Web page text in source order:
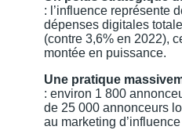
: l’influence représente
dépenses digitales
(contre 3,6% en 2022),
montée en puissance.
Une pratique
: environ 1 800
de 25 000 annonceurs
au marketing